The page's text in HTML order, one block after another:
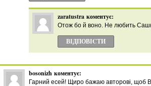
zaratustra коментує:
Отож бо й воно. Не любить
ВІДПОВІCТИ
bosonizh коментує:
Гарний есей! Щиро бажаю авторові, щоб